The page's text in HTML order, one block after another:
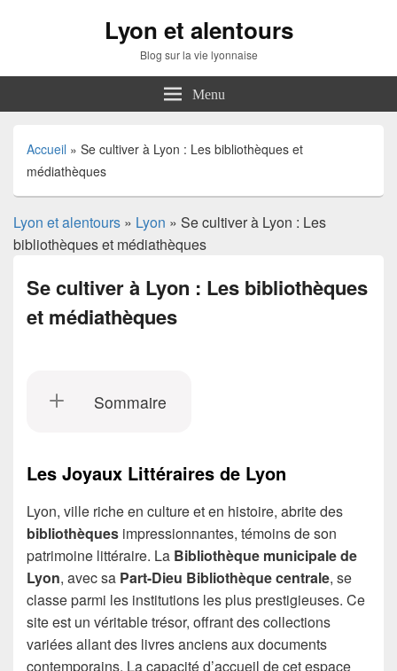
Lyon et alentours
Blog sur la vie lyonnaise
Menu
Accueil » Se cultiver à Lyon : Les bibliothèques et
médiathèques
Lyon et alentours » Lyon » Se cultiver à Lyon : Les
bibliothèques et médiathèques
Se cultiver à Lyon : Les bibliothèques
et médiathèques
Sommaire
Les Joyaux Littéraires de Lyon
Lyon, ville riche en culture et en histoire, abrite des
bibliothèques impressionnantes, témoins de son
patrimoine littéraire. La Bibliothèque municipale de
Lyon, avec sa Part-Dieu Bibliothèque centrale, se
classe parmi les institutions les plus prestigieuses. Ce
site est un véritable trésor, offrant des collections
variées allant des livres anciens aux documents
contemporains. La capacité d’accueil de cet espace